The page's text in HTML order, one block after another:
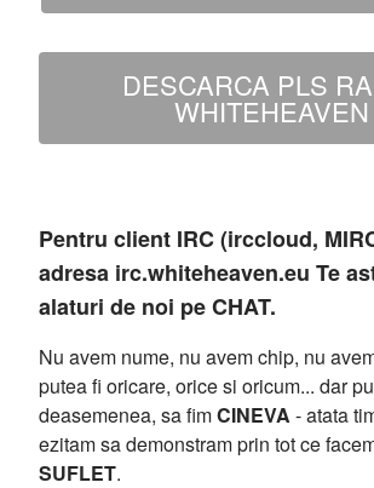
DESCARCA PLS
WHITEHEAVEN
Pentru client IRC (irccloud,
adresa irc.whiteheaven.eu Te
alaturi de noi pe CHAT.
Nu avem nume, nu avem chip, nu
putea fi oricare, orice si oricum... dar
deasemenea, sa fimCINEVA - atata
ezitam sa demonstram prin tot ce
SUFLET.